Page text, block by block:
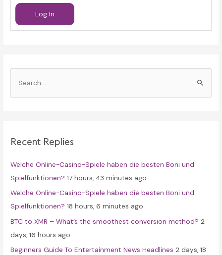
Log In
h
o
r
:
Recent Replies
Welche Online-Casino-Spiele haben die besten Boni und
Spielfunktionen? 17 hours, 43 minutes ago
Welche Online-Casino-Spiele haben die besten Boni und
Spielfunktionen? 18 hours, 6 minutes ago
BTC to XMR – What’s the smoothest conversion method? 2
days, 16 hours ago
Beginners Guide To Entertainment News Headlines 2 days, 18